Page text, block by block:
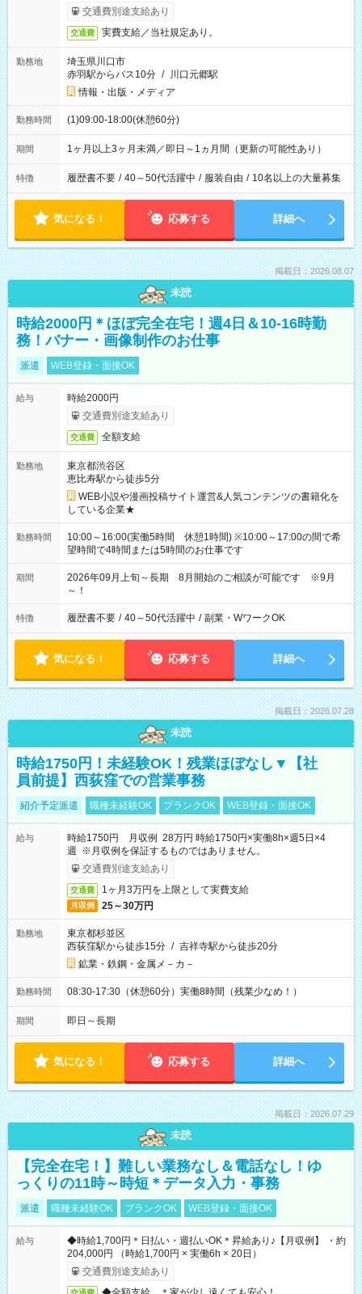
交通費別途支給あり
交通費 実費支給／当社規定あり。
勤務地
埼玉県川口市
赤羽駅からバス10分 / 川口元郷駅
情報・出版・メディア
勤務時間 (1)09:00-18:00(休憩60分)
期間 1ヶ月以上3ヶ月未満／即日～1ヵ月間（更新の可能性あり）
特徴 履歴書不要 / 40～50代活躍中 / 服装自由 / 10名以上の大量募集
気になる！ 応募する 詳細へ
掲載日：2026.08.07
未読
時給2000円＊ほぼ完全在宅！週4日＆10-16時勤
務！バナー・画像制作のお仕事
派遣 WEB登録・面接OK
給与
時給2000円
交通費別途支給あり
交通費 全額支給
勤務地
東京都渋谷区
恵比寿駅から徒歩5分
WEB小説や漫画投稿サイト運営&人気コンテンツの書籍化を
している企業★
勤務時間
10:00～16:00(実働5時間 休憩1時間) ※10:00～17:00の間で希
望時間で4時間または5時間のお仕事です
期間
2026年09月上旬～長期 8月開始のご相談が可能です ※9月
～！
特徴 履歴書不要 / 40～50代活躍中 / 副業・WワークOK
気になる！ 応募する 詳細へ
掲載日：2026.07.28
未読
時給1750円！未経験OK！残業ほぼなし▼【社
員前提】西荻窪での営業事務
紹介予定派遣 職種未経験OK ブランクOK WEB登録・面接OK
給与
時給1750円 月収例 28万円 時給1750円×実働8h×週5日×4
週 ※月収例を保証するものではありません。
交通費別途支給あり
交通費 1ヶ月3万円を上限として実費支給
月収例 25～30万円
勤務地
東京都杉並区
西荻窪駅から徒歩15分 / 吉祥寺駅から徒歩20分
鉱業・鉄鋼・金属メ－カ－
勤務時間 08:30-17:30（休憩60分）実働8時間（残業少なめ！）
期間 即日～長期
気になる！ 応募する 詳細へ
掲載日：2026.07.29
未読
【完全在宅！】難しい業務なし＆電話なし！ゆ
っくりの11時～時短＊データ入力・事務
派遣 職種未経験OK ブランクOK WEB登録・面接OK
給与
◆時給1,700円＊日払い・週払いOK＊昇給あり♪【月収例】 ・約
204,000円 （時給1,700円 × 実働6h × 20日）
交通費別途支給あり